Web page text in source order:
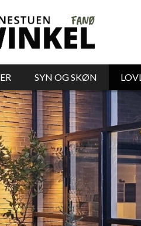
SYN OG SKØN